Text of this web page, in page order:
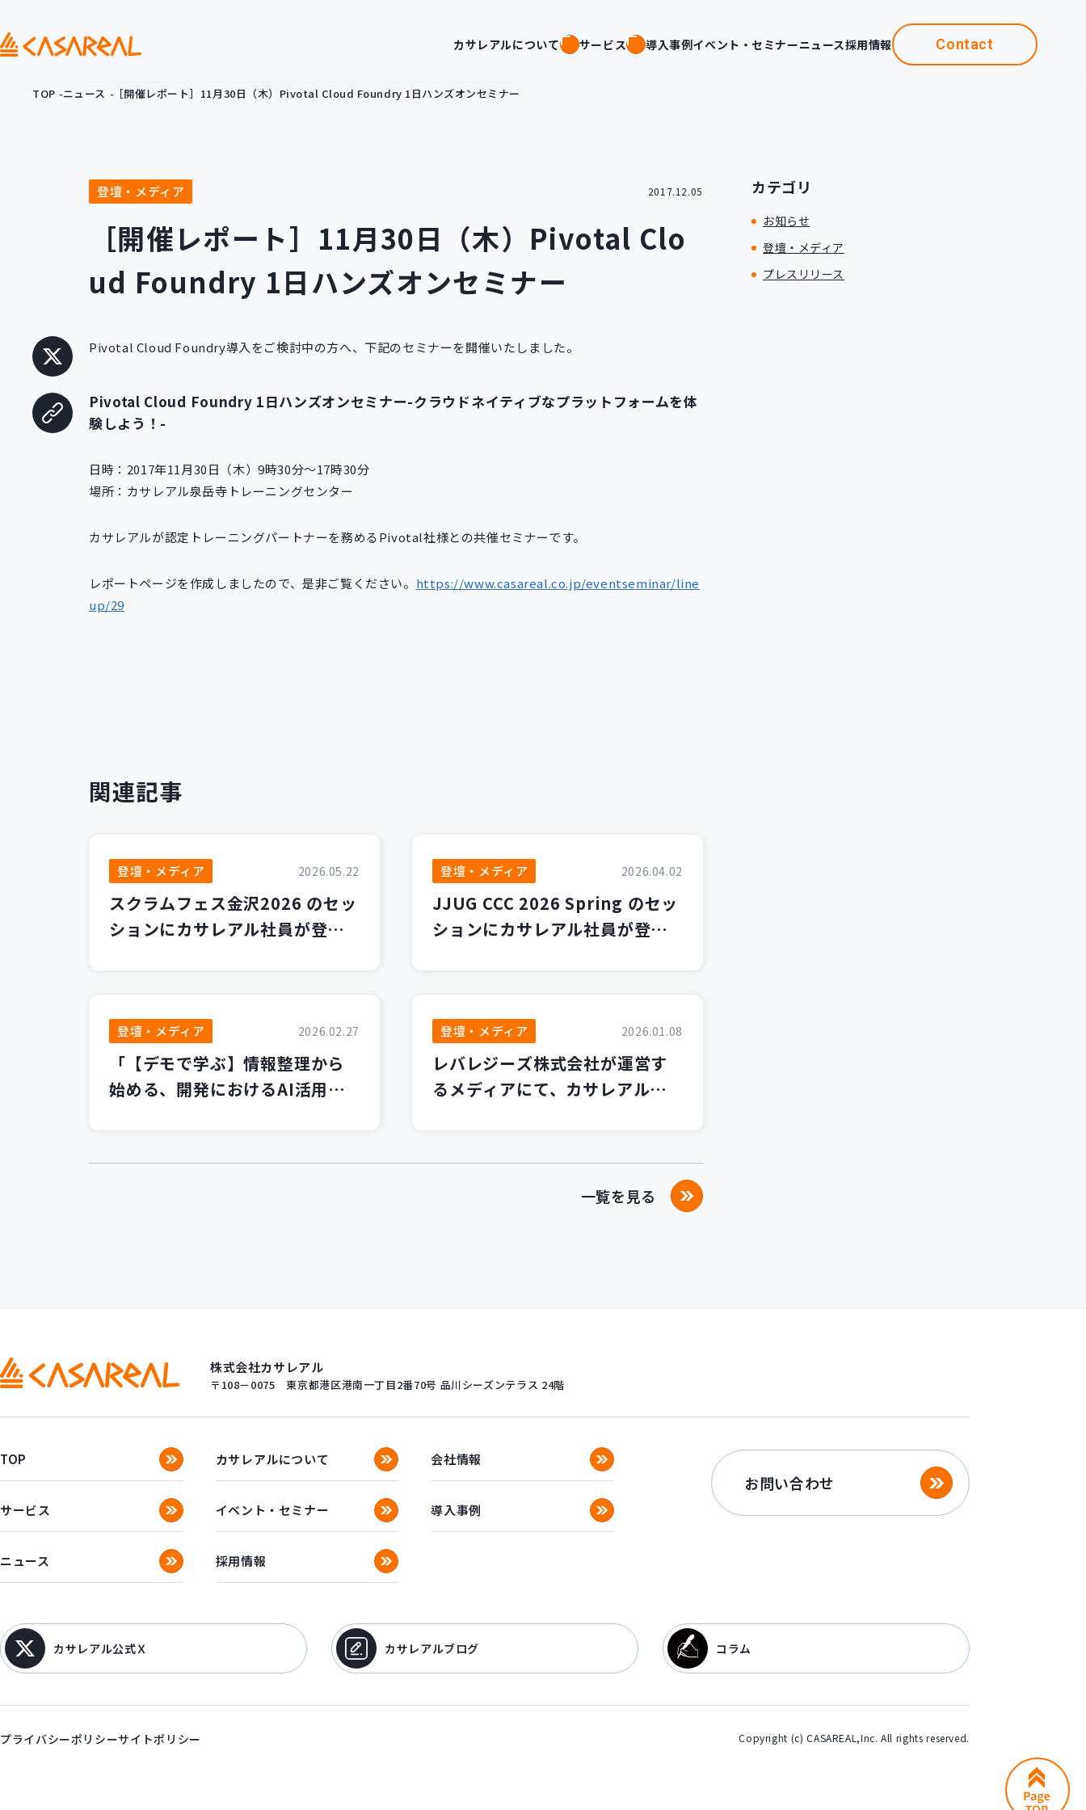
カサレアルについて サービス 導入事例イベント・セミナーニュース採用情報 Contact
TOP ニュース ［開催レポート］11月30日（木）Pivotal Cloud Foundry 1日ハンズオンセミナー
登壇・メディア 2017.12.05
［開催レポート］11月30日（木）Pivotal Clo
ud Foundry 1日ハンズオンセミナー
Pivotal Cloud Foundry導入をご検討中の方へ、下記のセミナーを開催いたしました。
Pivotal Cloud Foundry 1日ハンズオンセミナー-クラウドネイティブなプラットフォームを体
験しよう！-
日時：2017年11月30日（木）9時30分～17時30分
場所：カサレアル泉岳寺トレーニングセンター
カサレアルが認定トレーニングパートナーを務めるPivotal社様との共催セミナーです。
レポートページを作成しましたので、是非ご覧ください。 https://www.casareal.co.jp/eventseminar/line
up/29
カテゴリ
お知らせ
登壇・メディア
プレスリリース
関連記事
登壇・メディア 2026.05.22
スクラムフェス金沢2026 のセッ
ションにカサレアル社員が登壇
登壇・メディア 2026.04.02
JJUG CCC 2026 Spring のセッ
ションにカサレアル社員が登壇
登壇・メディア 2026.02.27
「【デモで学ぶ】情報整理から
始める、開発におけるAI活用の
登壇・メディア 2026.01.08
レバレジーズ株式会社が運営す
るメディアにて、カサレアルブ
一覧を見る
株式会社カサレアル
〒108－0075 東京都港区港南一丁目2番70号 品川シーズンテラス 24階
TOP カサレアルについて 会社情報
サービス イベント・セミナー 導入事例
ニュース 採用情報
お問い合わせ
カサレアル公式Ｘ カサレアルブログ コラム
プライバシーポリシーサイトポリシー Copyright (c) CASAREAL,Inc. All rights reserved.